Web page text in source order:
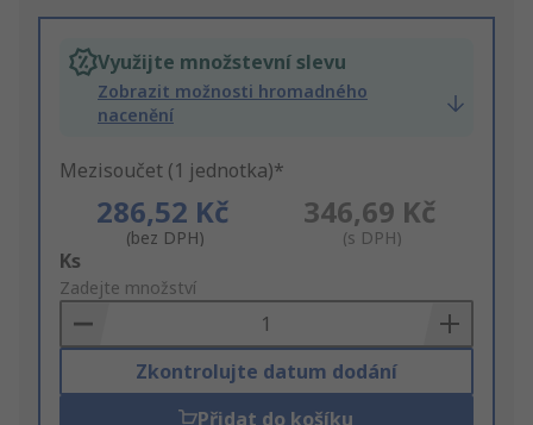
Využijte množstevní slevu
Zobrazit možnosti hromadného
nacenění
Mezisoučet (1 jednotka)*
286,52 Kč
(bez DPH)
346,69 Kč
(s DPH)
Add
to
Basket
Ks
Zadejte množství
Zkontrolujte datum dodání
Přidat do košíku